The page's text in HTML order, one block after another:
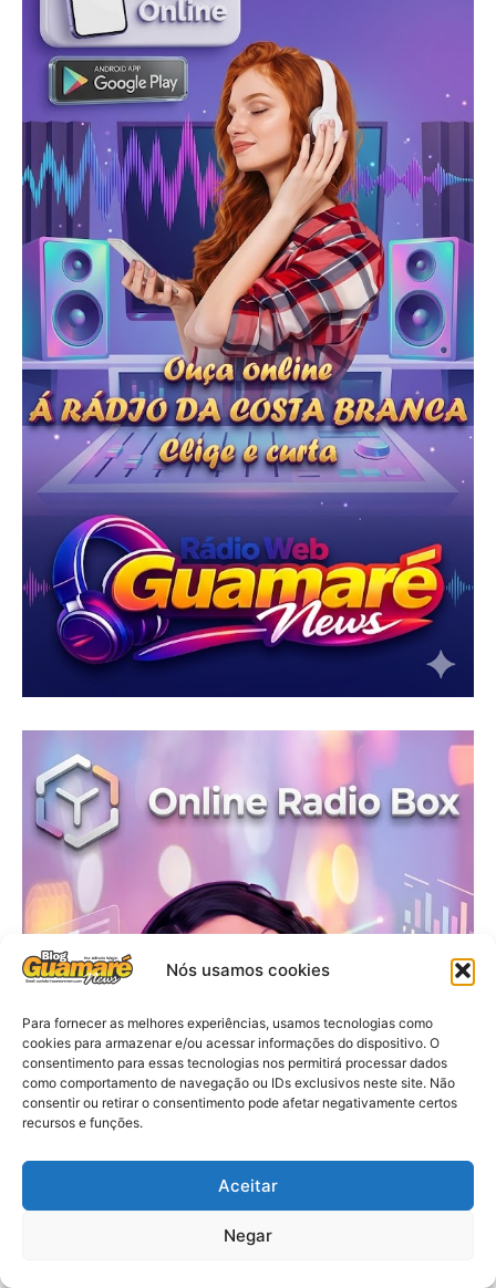
Nós usamos cookies
Para fornecer as melhores experiências, usamos tecnologias como
cookies para armazenar e/ou acessar informações do dispositivo. O
consentimento para essas tecnologias nos permitirá processar dados
como comportamento de navegação ou IDs exclusivos neste site. Não
consentir ou retirar o consentimento pode afetar negativamente certos
recursos e funções.
Aceitar
Negar